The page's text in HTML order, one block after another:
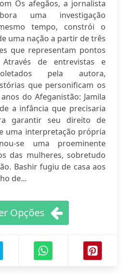
Os afegãos, a jornalista
uma investigação
tempo, constrói o
uma nação a partir de três
que representam pontos
de entrevistas e
pela autora,
que personificam os
do Afeganistão: Jamila
a infância que precisaria
garantir seu direito de
uma interpretação própria
se uma proeminente
das mulheres, sobretudo
Bashir fugiu de casa aos
de...
Opções